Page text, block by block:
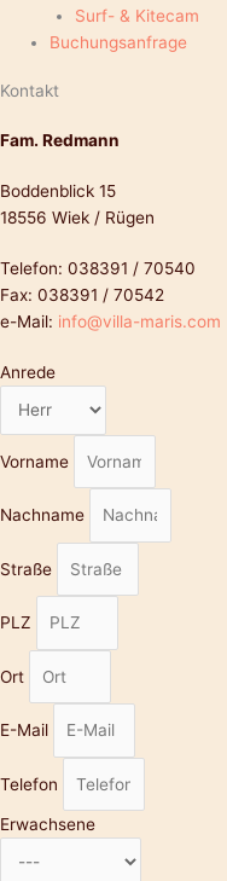
Surf- & Kitecam
Buchungsanfrage
Kontakt
Fam. Redmann
Boddenblick 15
18556 Wiek / Rügen
Telefon: 038391 / 70540
Fax: 038391 / 70542
e-Mail: info@villa-maris.com
Anrede
Vorname
Nachname
Straße
PLZ
Ort
E-Mail
Telefon
Erwachsene